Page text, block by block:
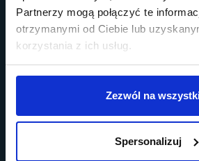
Partnerzy mogą połączyć te
otrzymanymi od Ciebie lub
korzystania z ich usług.
Zezwól na
Spersonalizuj